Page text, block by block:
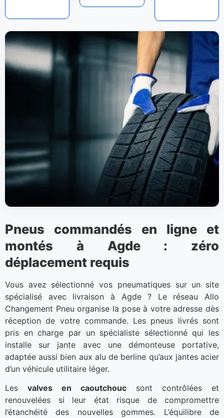
Pneus commandés en ligne et
montés à Agde : zéro
déplacement requis
Vous avez sélectionné vos pneumatiques sur un site
spécialisé avec livraison à Agde ? Le réseau Allo
Changement Pneu organise la pose à votre adresse dès
réception de votre commande. Les pneus livrés sont
pris en charge par un spécialiste sélectionné qui les
installe sur jante avec une démonteuse portative,
adaptée aussi bien aux alu de berline qu’aux jantes acier
d’un véhicule utilitaire léger.
Les valves en caoutchouc sont contrôlées et
renouvelées si leur état risque de compromettre
l’étanchéité des nouvelles gommes. L’équilibre de